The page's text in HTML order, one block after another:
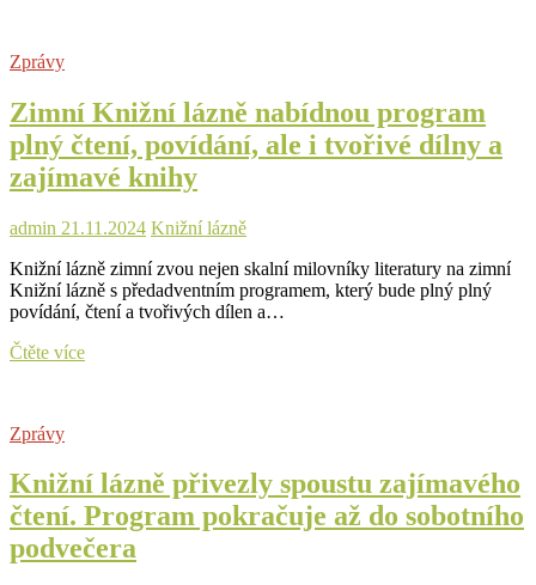
lázně
představuje
nabitý
program!
Zprávy
Zimní Knižní lázně nabídnou program
plný čtení, povídání, ale i tvořivé dílny a
zajímavé knihy
admin 21.11.2024 Knižní lázně
Knižní lázně zimní zvou nejen skalní milovníky literatury na zimní
Knižní lázně s předadventním programem, který bude plný plný
povídání, čtení a tvořivých dílen a…
Čtěte víceZimní
čtení,
povídání,
ale
i
tvořivé
Zprávy
Knižní lázně přivezly spoustu zajímavého
čtení. Program pokračuje až do sobotního
podvečera